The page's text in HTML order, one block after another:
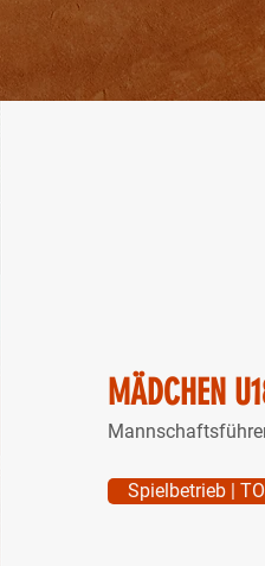
MÄDCHEN
Spielbetrieb |